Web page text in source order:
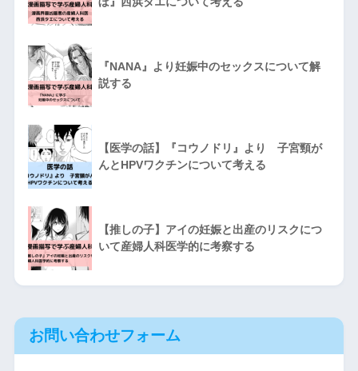
『NANA』より妊娠中のセックスについて解
説する
【医学の話】『コウノドリ』より 子宮頸が
んとHPVワクチンについて考える
【推しの子】アイの妊娠と出産のリスクにつ
いて産婦人科医学的に考察する
お問い合わせフォーム